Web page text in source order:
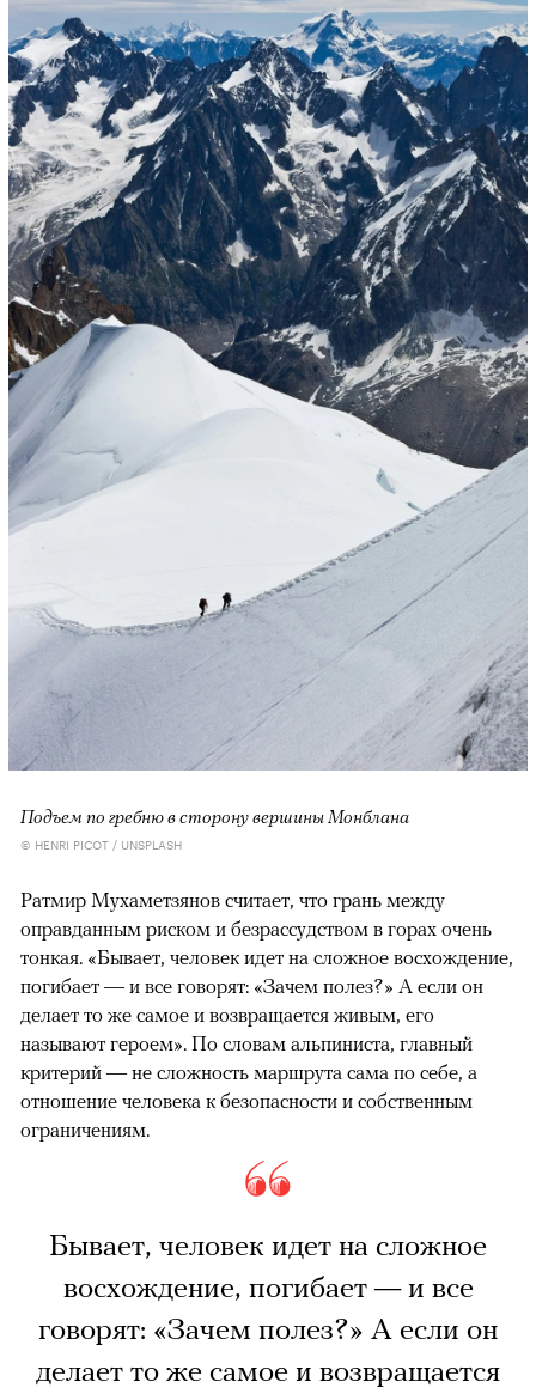
Подъем по гребню в сторону вершины Монблана
© HENRI PICOT / UNSPLASH
Ратмир Мухаметзянов считает, что грань между
оправданным риском и безрассудством в горах очень
тонкая. «Бывает, человек идет на сложное восхождение,
погибает — и все говорят: «Зачем полез?» А если он
делает то же самое и возвращается живым, его
называют героем». По словам альпиниста, главный
критерий — не сложность маршрута сама по себе, а
отношение человека к безопасности и собственным
ограничениям.
Бывает, человек идет на сложное
восхождение, погибает — и все
говорят: «Зачем полез?» А если он
делает то же самое и возвращается